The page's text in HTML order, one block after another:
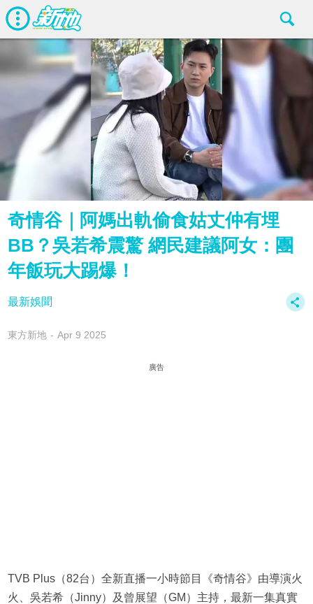
奇情谷｜阿媽出軌偷食姑丈仲有埋
BB？吳若希震驚 網民建議阿女：團
年飯玩大踢爆！
最新娛聞
東方新地 Apr 9 2025
廣告
TVB Plus（82台）全新直播一小時節目《奇情谷》由導演火
火、吳若希（Jinny）及曾展望（GM）主持，最新一集真實